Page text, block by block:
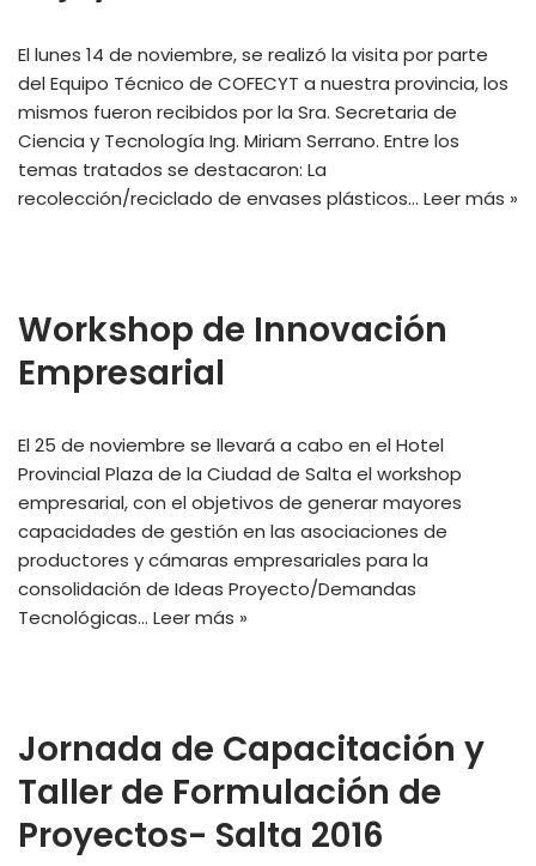
El lunes 14 de noviembre, se realizó la visita por parte
del Equipo Técnico de COFECYT a nuestra provincia, los
mismos fueron recibidos por la Sra. Secretaria de
Ciencia y Tecnología Ing. Miriam Serrano. Entre los
temas tratados se destacaron: La
recolección/reciclado de envases plásticos… Leer más »
Workshop de Innovación
Empresarial
El 25 de noviembre se llevará a cabo en el Hotel
Provincial Plaza de la Ciudad de Salta el workshop
empresarial, con el objetivos de generar mayores
capacidades de gestión en las asociaciones de
productores y cámaras empresariales para la
consolidación de Ideas Proyecto/Demandas
Tecnológicas… Leer más »
Jornada de Capacitación y
Taller de Formulación de
Proyectos- Salta 2016